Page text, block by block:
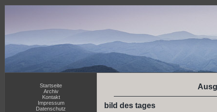
Startseite
Archiv
Kontakt
Impressum
Datenschutz
bild des tages